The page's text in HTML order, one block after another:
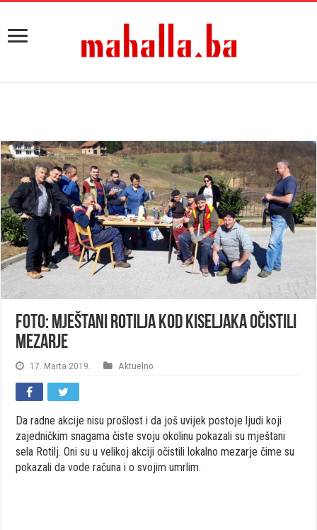
FOTO: Mještani Rotilja kod Kiseljaka očistili
mezarje
17. Marta 2019. Aktuelno
Da radne akcije nisu prošlost i da još uvijek postoje ljudi koji
zajedničkim snagama čiste svoju okolinu pokazali su mještani
sela Rotilj. Oni su u velikoj akciji očistili lokalno mezarje čime su
pokazali da vode računa i o svojim umrlim.